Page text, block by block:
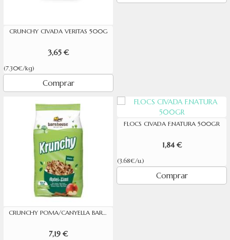
CRUNCHY CIVADA VERITAS 500G
3,65 €
(7.30€/kg)
Comprar
CRUNCHY POMA/CANYELLA BARNHOUSE 750G
7,19 €
FLOCS CIVADA F.NATURA 500GR
1,84 €
(3.68€/u.)
Comprar